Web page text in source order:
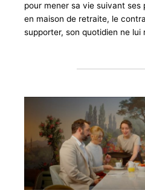
pour mener sa vie suivant ses
en maison de retraite, le
supporter, son quotidien ne lui